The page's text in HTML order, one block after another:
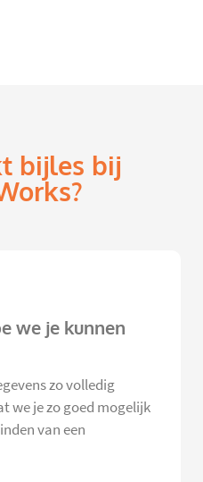
bijles bij
we je kunnen
zo volledig
we je zo goed mogelijk
van een